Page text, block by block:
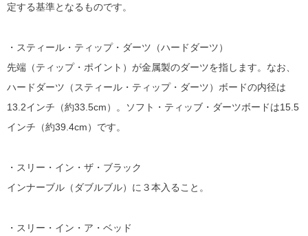
定する基準となるものです。
・スティール・ティップ・ダーツ（ハードダーツ）
先端（ティップ・ポイント）が金属製のダーツを指します。なお、
ハードダーツ（スティール・ティップ・ダーツ）ボードの内径は
13.2インチ（約33.5cm）。ソフト・ティッブ・ダーツボードは15.5
インチ（約39.4cm）です。
・スリー・イン・ザ・ブラック
インナーブル（ダブルブル）に３本入ること。
・スリー・イン・ア・ベッド